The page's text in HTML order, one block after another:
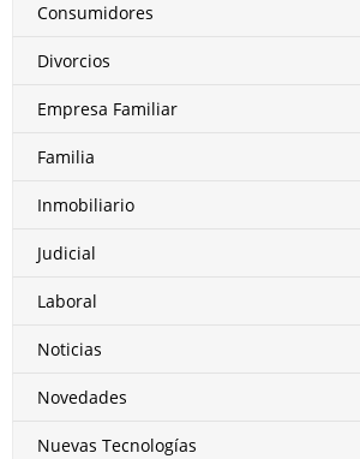
Consumidores
Divorcios
Empresa Familiar
Familia
Inmobiliario
Judicial
Laboral
Noticias
Novedades
Nuevas Tecnologías